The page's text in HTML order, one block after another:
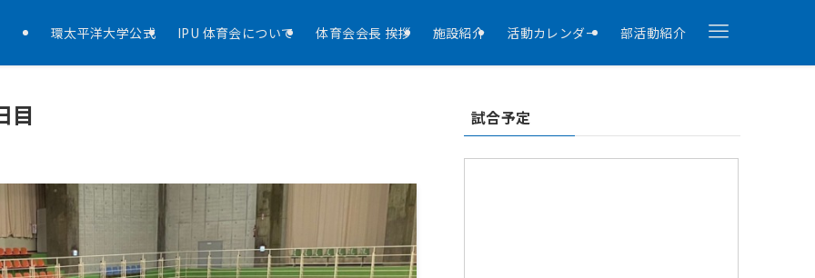
環太平洋大学公式 IPU 体育会について 体育会会長 挨拶 施設紹介 活動カレンダー 部活動紹介
目 試合予定